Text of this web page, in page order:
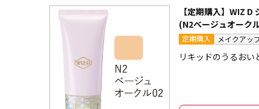
【定期購入】WIZ
(N2ベージュオーク
定期購入 メイクアッ
リキッドのうるお